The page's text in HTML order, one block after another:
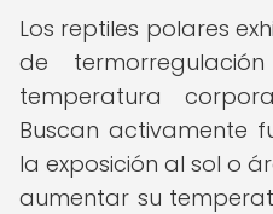
Los reptiles polares
de
temperatura
Buscan activamente
la exposición al sol o
aumentar su